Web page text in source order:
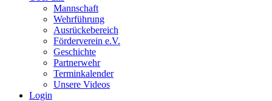
Mannschaft
Wehrführung
Ausrückebereich
Förderverein e.V.
Geschichte
Partnerwehr
Terminkalender
Unsere Videos
Login